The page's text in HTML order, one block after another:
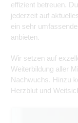
effizient betreuen.
jederzeit auf
ein sehr
anbieten.
Wir setzen auf
Weiterbildung aller
Nachwuchs. Hinzu
Herzblut und